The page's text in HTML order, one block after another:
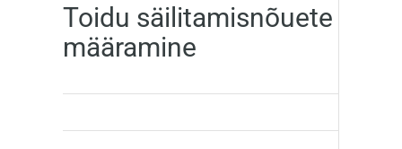
Toidu säilitamisnõuete
määramine